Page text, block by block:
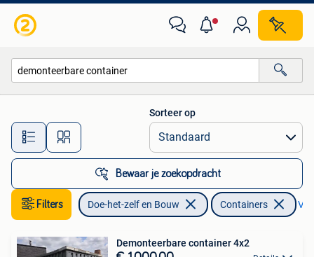
Alle afstanden…
Sorteer op
Bewaar je zoekopdracht
Filters Doe-het-zelf en Bouw Containers
Demonteerbare container 4x2